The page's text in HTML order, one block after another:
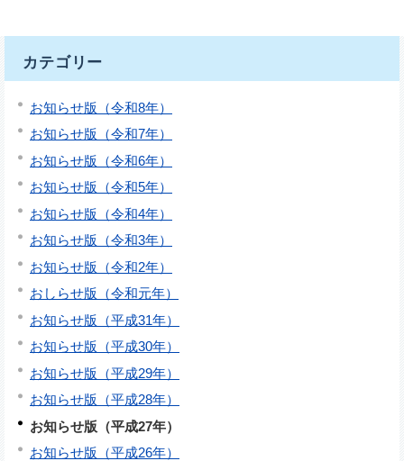
カテゴリー
お知らせ版（令和8年）
お知らせ版（令和7年）
お知らせ版（令和6年）
お知らせ版（令和5年）
お知らせ版（令和4年）
お知らせ版（令和3年）
お知らせ版（令和2年）
おしらせ版（令和元年）
お知らせ版（平成31年）
お知らせ版（平成30年）
お知らせ版（平成29年）
お知らせ版（平成28年）
お知らせ版（平成27年）
お知らせ版（平成26年）